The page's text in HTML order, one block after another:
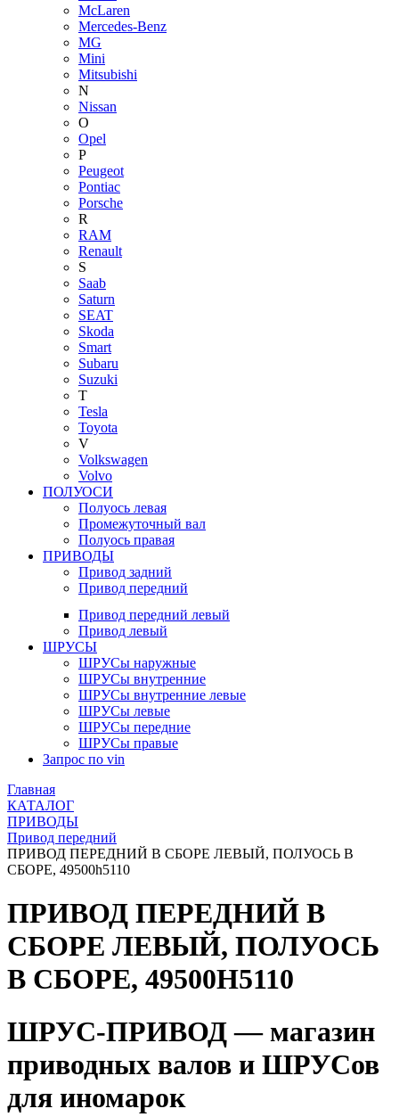
McLaren
Mercedes-Benz
MG
Mini
Mitsubishi
N
Nissan
O
Opel
P
Peugeot
Pontiac
Porsche
R
RAM
Renault
S
Saab
Saturn
SEAT
Skoda
Smart
Subaru
Suzuki
T
Tesla
Toyota
V
Volkswagen
Volvo
ПОЛУОСИ
Полуось левая
Промежуточный вал
Полуось правая
ПРИВОДЫ
Привод задний
Привод передний
Привод передний левый
Привод левый
ШРУСЫ
ШРУСы наружные
ШРУСы внутренние
ШРУСы внутренние левые
ШРУСы левые
ШРУСы передние
ШРУСы правые
Запрос по vin
Главная
КАТАЛОГ
ПРИВОДЫ
Привод передний
ПРИВОД ПЕРЕДНИЙ В СБОРЕ ЛЕВЫЙ, ПОЛУОСЬ В
СБОРЕ, 49500h5110
ПРИВОД ПЕРЕДНИЙ В
СБОРЕ ЛЕВЫЙ, ПОЛУОСЬ
В СБОРЕ, 49500H5110
ШРУС-ПРИВОД — магазин
приводных валов и ШРУСов
для иномарок